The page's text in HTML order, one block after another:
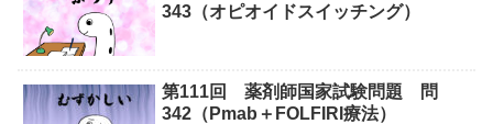
343（オピオイドスイッチング）
第111回 薬剤師国家試験問題 問
342（Pmab＋FOLFIRI療法）